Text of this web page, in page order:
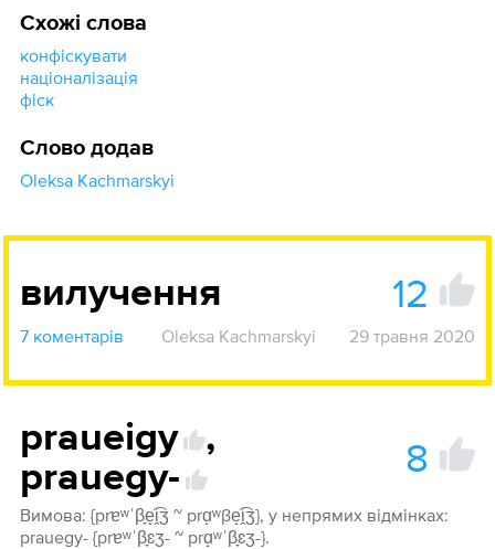
Схожі слова
конфіскувати
націоналізація
фіск
Слово додав
Oleksa Kachmarskyi
вилучення 12
7 коментарів Oleksa Kachmarskyi 29 травня 2020
praueigy
,
prauegy-
8
Вимова: {prɐʷˈβ̞e̝͡i̯ʒ ~ prɑ̝ʷβe̝͡i̯ʒ}, у непрямих відмінках:
prauegy- {prɐʷˈβ̞ɛʒ- ~ prɑ̝ʷˈβ̞ɛʒ-}.